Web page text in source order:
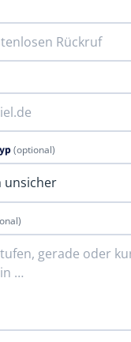
(optional)